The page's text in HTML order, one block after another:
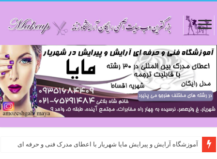
آموزشگاه آرایش و پیرایش مایا شهریار با اعطای مدرک فنی و حرفه ای